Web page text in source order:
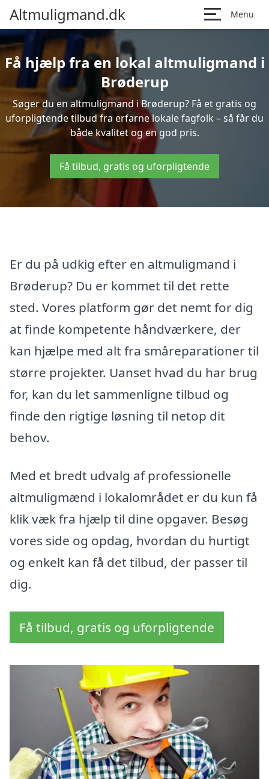
Altmuligmand.dk Menu
Få hjælp fra en lokal altmuligmand i
Brøderup
Søger du en altmuligmand i Brøderup? Få et gratis og
uforpligtende tilbud fra erfarne lokale fagfolk – så får du
både kvalitet og en god pris.
Få tilbud, gratis og uforpligtende
Er du på udkig efter en altmuligmand i
Brøderup? Du er kommet til det rette
sted. Vores platform gør det nemt for dig
at finde kompetente håndværkere, der
kan hjælpe med alt fra småreparationer til
større projekter. Uanset hvad du har brug
for, kan du let sammenligne tilbud og
finde den rigtige løsning til netop dit
behov.
Med et bredt udvalg af professionelle
altmuligmænd i lokalområdet er du kun få
klik væk fra hjælp til dine opgaver. Besøg
vores side og opdag, hvordan du hurtigt
og enkelt kan få det tilbud, der passer til
dig.
Få tilbud, gratis og uforpligtende